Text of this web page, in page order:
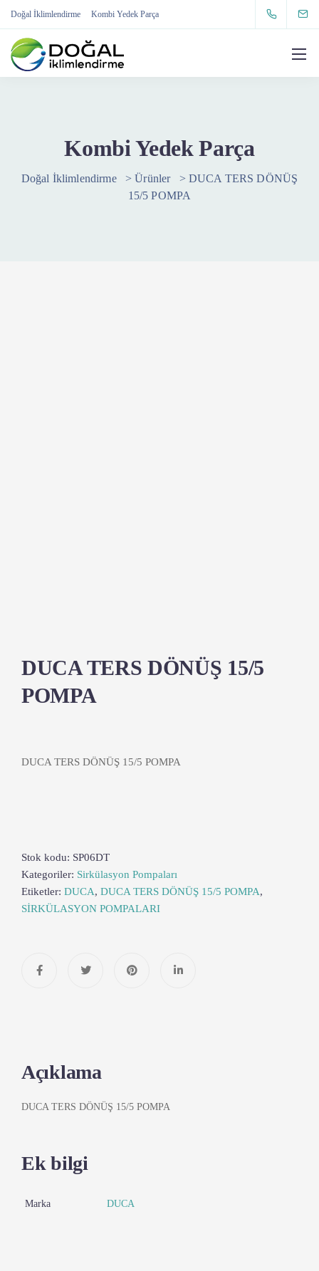
Doğal İklimlendirme Kombi Yedek Parça
Kombi Yedek Parça
Doğal İklimlendirme >Ürünler > DUCA TERS DÖNÜŞ
15/5 POMPA
DUCA TERS DÖNÜŞ 15/5
POMPA
DUCA TERS DÖNÜŞ 15/5 POMPA
Stok kodu: SP06DT
Kategoriler: Sirkülasyon Pompaları
Etiketler: DUCA, DUCA TERS DÖNÜŞ 15/5 POMPA,
SİRKÜLASYON POMPALARI
Açıklama
DUCA TERS DÖNÜŞ 15/5 POMPA
Ek bilgi
Marka DUCA